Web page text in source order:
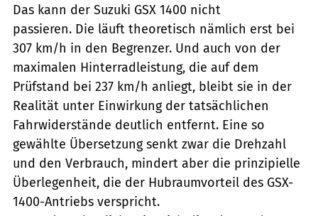
Das kann der Suzuki GSX 1400 nicht
passieren. Die läuft theoretisch nämlich erst bei
307 km/h in den Begrenzer. Und auch von der
maximalen Hinterradleistung, die auf dem
Prüfstand bei 237 km/h anliegt, bleibt sie in der
Realität unter Einwirkung der tatsächlichen
Fahrwiderstände deutlich entfernt. Eine so
gewählte Übersetzung senkt zwar die Drehzahl
und den Verbrauch, mindert aber die prinzipielle
Überlegenheit, die der Hubraumvorteil des GSX-
1400-Antriebs verspricht.